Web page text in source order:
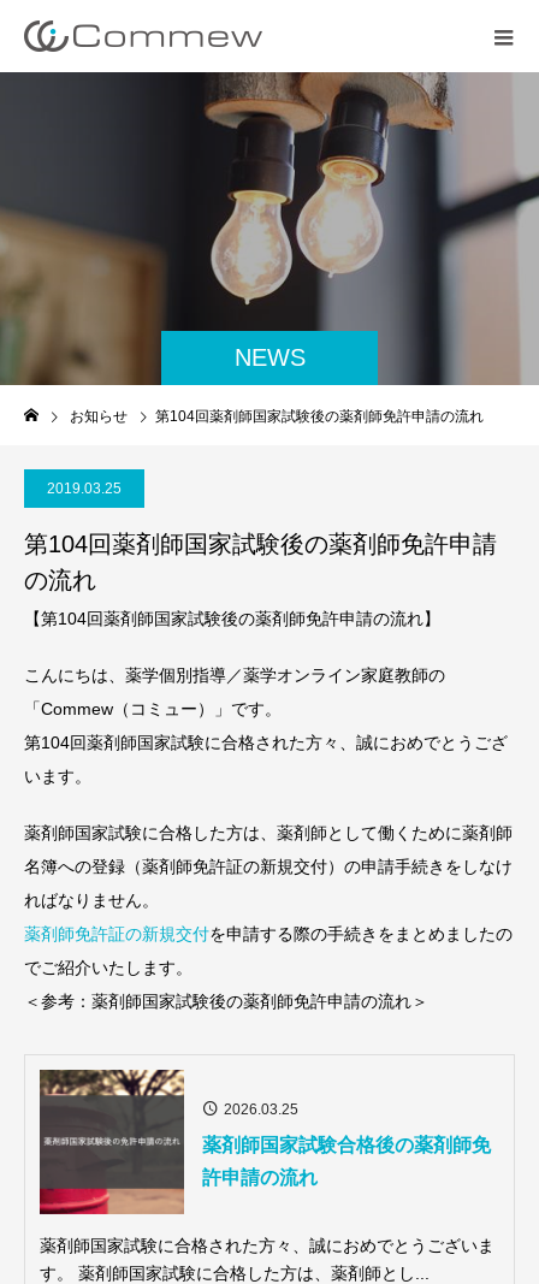
NEWS
お知らせ 第104回薬剤師国家試験後の薬剤師免許申請の流れ
2019.03.25
第104回薬剤師国家試験後の薬剤師免許申請
の流れ
【第104回薬剤師国家試験後の薬剤師免許申請の流れ】
こんにちは、薬学個別指導／薬学オンライン家庭教師の
「Commew（コミュー）」です。
第104回薬剤師国家試験に合格された方々、誠におめでとうござ
います。
薬剤師国家試験に合格した方は、薬剤師として働くために薬剤師
名簿への登録（薬剤師免許証の新規交付）の申請手続きをしなけ
ればなりません。
薬剤師免許証の新規交付を申請する際の手続きをまとめましたの
でご紹介いたします。
＜参考：薬剤師国家試験後の薬剤師免許申請の流れ＞
2026.03.25
薬剤師国家試験合格後の薬剤師免
許申請の流れ
薬剤師国家試験に合格された方々、誠におめでとうございま
す。 薬剤師国家試験に合格した方は、薬剤師とし...